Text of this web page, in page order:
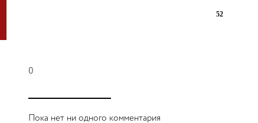
52
0
Пока нет ни одного комментария